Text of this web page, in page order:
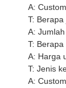
A:
T:
A:
T:
A: Harga
T: Jenis
A: